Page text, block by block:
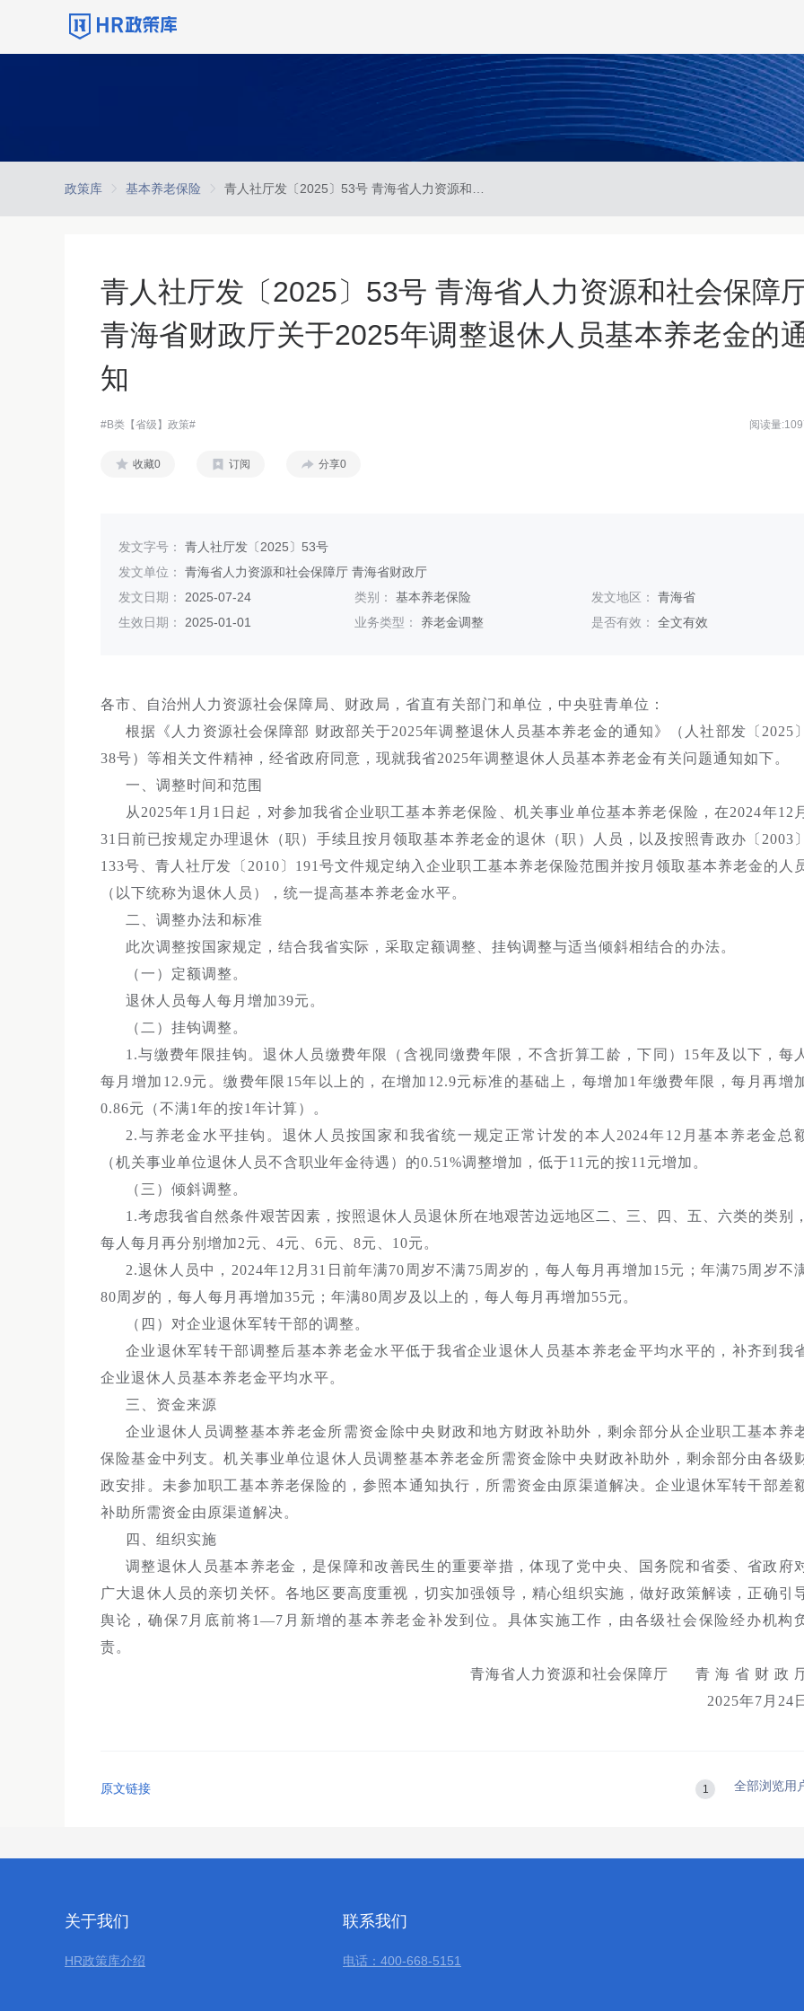
政策库 基本养老保险
青人社厅发〔2025〕53号 青海省人力资源和社会保障
青海省财政厅关于2025年调整退休人员基本养老金的
知
#B类【省级】政策# 阅读量
收藏0 订阅 分享0
发文字号： 青人社厅发〔2025〕53号
发文单位： 青海省人力资源和社会保障厅 青海省财政厅
发文日期： 2025-07-24 类别：基本养老保险 发文地区： 青海省
生效日期： 2025-01-01 业务类型： 养老金调整 是否有效： 全文有效
各市、自治州人力资源社会保障局、财政局，省直有关部门和单位，中央驻青单位：
根据《人力资源社会保障部 财政部关于2025年调整退休人员基本养老金的通知》（人社部发〔2025〕
38号）等相关文件精神，经省政府同意，现就我省2025年调整退休人员基本养老金有关问题通知如下。
一、调整时间和范围
从2025年1月1日起，对参加我省企业职工基本养老保险、机关事业单位基本养老保险，在2024年12月
31日前已按规定办理退休（职）手续且按月领取基本养老金的退休（职）人员，以及按照青政办〔2003〕
133号、青人社厅发〔2010〕191号文件规定纳入企业职工基本养老保险范围并按月领取基本养老金的人
（以下统称为退休人员），统一提高基本养老金水平。
二、调整办法和标准
此次调整按国家规定，结合我省实际，采取定额调整、挂钩调整与适当倾斜相结合的办法。
（一）定额调整。
退休人员每人每月增加39元。
（二）挂钩调整。
1.与缴费年限挂钩。退休人员缴费年限（含视同缴费年限，不含折算工龄，下同）15年及以下，每人
每月增加12.9元。缴费年限15年以上的，在增加12.9元标准的基础上，每增加1年缴费年限，每月再增
0.86元（不满1年的按1年计算）。
2.与养老金水平挂钩。退休人员按国家和我省统一规定正常计发的本人2024年12月基本养老金总
（机关事业单位退休人员不含职业年金待遇）的0.51%调整增加，低于11元的按11元增加。
（三）倾斜调整。
1.考虑我省自然条件艰苦因素，按照退休人员退休所在地艰苦边远地区二、三、四、五、六类的类别，
每人每月再分别增加2元、4元、6元、8元、10元。
2.退休人员中，2024年12月31日前年满70周岁不满75周岁的，每人每月再增加15元；年满75周岁不
80周岁的，每人每月再增加35元；年满80周岁及以上的，每人每月再增加55元。
（四）对企业退休军转干部的调整。
企业退休军转干部调整后基本养老金水平低于我省企业退休人员基本养老金平均水平的，补齐到我
企业退休人员基本养老金平均水平。
三、资金来源
企业退休人员调整基本养老金所需资金除中央财政和地方财政补助外，剩余部分从企业职工基本养
保险基金中列支。机关事业单位退休人员调整基本养老金所需资金除中央财政补助外，剩余部分由各级
政安排。未参加职工基本养老保险的，参照本通知执行，所需资金由原渠道解决。企业退休军转干部差
补助所需资金由原渠道解决。
四、组织实施
调整退休人员基本养老金，是保障和改善民生的重要举措，体现了党中央、国务院和省委、省政府
广大退休人员的亲切关怀。各地区要高度重视，切实加强领导，精心组织实施，做好政策解读，正确引
舆论，确保7月底前将1—7月新增的基本养老金补发到位。具体实施工作，由各级社会保险经办机构
责。
青海省人力资源和社会保障厅 青 海 省 财 政
2025年7月24日
原文链接 1 全部浏览用
关于我们
HR政策库介绍
联系我们
电话：400-668-5151